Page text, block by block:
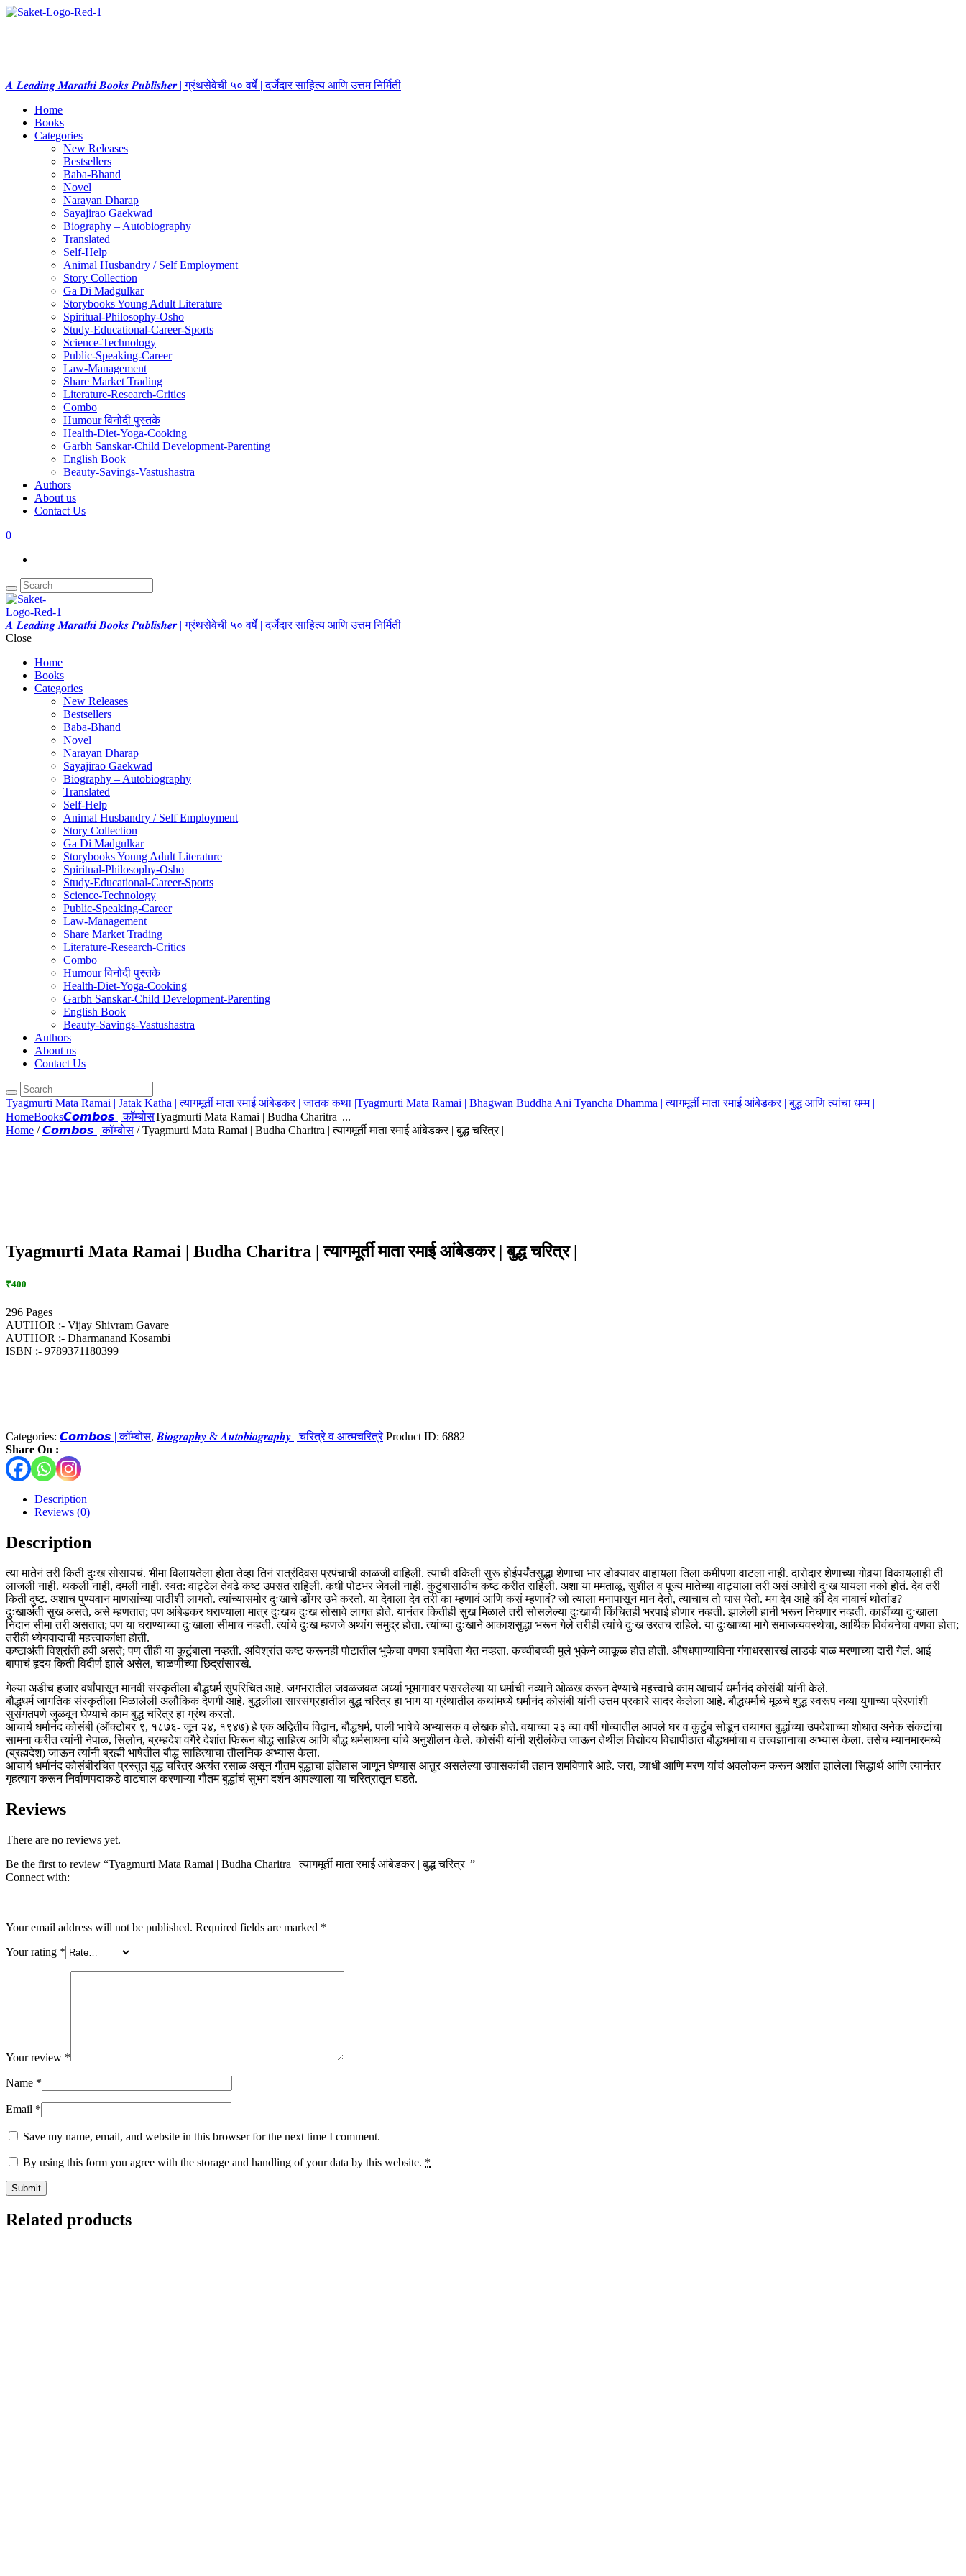
𝑨 𝑳𝒆𝒂𝒅𝒊𝒏𝒈 𝑴𝒂𝒓𝒂𝒕𝒉𝒊 𝑩𝒐𝒐𝒌𝒔 𝑷𝒖𝒃𝒍𝒊𝒔𝒉𝒆𝒓 | ग्रंथसेवेची ५० वर्षे | दर्जेदार साहित्य आणि उत्तम निर्मिती
Home
Books
Categories
New Releases
Bestsellers
Baba-Bhand
Novel
Narayan Dharap
Sayajirao Gaekwad
Biography – Autobiography
Translated
Self-Help
Animal Husbandry / Self Employment
Story Collection
Ga Di Madgulkar
Storybooks Young Adult Literature
Spiritual-Philosophy-Osho
Study-Educational-Career-Sports
Science-Technology
Public-Speaking-Career
Law-Management
Share Market Trading
Literature-Research-Critics
Combo
Humour विनोदी पुस्तके
Health-Diet-Yoga-Cooking
Garbh Sanskar-Child Development-Parenting
English Book
Beauty-Savings-Vastushastra
Authors
About us
Contact Us
0
𝑨 𝑳𝒆𝒂𝒅𝒊𝒏𝒈 𝑴𝒂𝒓𝒂𝒕𝒉𝒊 𝑩𝒐𝒐𝒌𝒔 𝑷𝒖𝒃𝒍𝒊𝒔𝒉𝒆𝒓 | ग्रंथसेवेची ५० वर्षे | दर्जेदार साहित्य आणि उत्तम निर्मिती
Close
Home
Books
Categories
New Releases
Bestsellers
Baba-Bhand
Novel
Narayan Dharap
Sayajirao Gaekwad
Biography – Autobiography
Translated
Self-Help
Animal Husbandry / Self Employment
Story Collection
Ga Di Madgulkar
Storybooks Young Adult Literature
Spiritual-Philosophy-Osho
Study-Educational-Career-Sports
Science-Technology
Public-Speaking-Career
Law-Management
Share Market Trading
Literature-Research-Critics
Combo
Humour विनोदी पुस्तके
Health-Diet-Yoga-Cooking
Garbh Sanskar-Child Development-Parenting
English Book
Beauty-Savings-Vastushastra
Authors
About us
Contact Us
Tyagmurti Mata Ramai | Jatak Katha | त्यागमूर्ती माता रमाई आंबेडकर | जातक कथा |Tyagmurti Mata Ramai | Bhagwan Buddha Ani Tyancha Dhamma | त्यागमूर्ती माता रमाई आंबेडकर | बुद्ध आणि त्यांचा धम्म |
HomeBooks𝘾𝙤𝙢𝙗𝙤𝙨 | कॉम्बोसTyagmurti Mata Ramai | Budha Charitra |...
Home /𝘾𝙤𝙢𝙗𝙤𝙨 | कॉम्बोस / Tyagmurti Mata Ramai | Budha Charitra | त्यागमूर्ती माता रमाई आंबेडकर | बुद्ध चरित्र |
Tyagmurti Mata Ramai | Budha Charitra | त्यागमूर्ती माता रमाई आंबेडकर | बुद्ध चरित्र |
₹400
296 Pages
AUTHOR :- Vijay Shivram Gavare
AUTHOR :- Dharmanand Kosambi
ISBN :- ‎9789371180399
Categories: 𝘾𝙤𝙢𝙗𝙤𝙨 | कॉम्बोस, 𝑩𝒊𝒐𝒈𝒓𝒂𝒑𝒉𝒚 & 𝑨𝒖𝒕𝒐𝒃𝒊𝒐𝒈𝒓𝒂𝒑𝒉𝒚 | चरित्रे व आत्मचरित्रे Product ID: 6882
Share On :
Description
Reviews (0)
Description
त्या मातेनं तरी किती दुःख सोसायचं. भीमा विलायतेला होता तेव्हा तिनं रात्रंदिवस प्रपंचाची काळजी वाहिली. त्याची वकिली सुरू होईपर्यंतसुद्धा शेणाचा भार डोक्यावर वाहायला तिला कमीपणा वाटला नाही. दारोदार शेणाच्या गोवर्‍या विकायलाही ती
लाजली नाही. थकली नाही, दमली नाही. स्वत: वाट्टेल तेवढे कष्ट उपसत राहिली. कधी पोटभर जेवली नाही. कुटुंबासाठीच कष्ट करीत राहिली. अशा या ममताळू, सुशील व पूज्य मातेच्या वाट्याला तरी असं अघोरी दुःख यायला नको होतं. देव तरी
किती दुष्ट. अशाच पुण्यवान माणसांच्या पाठीशी लागतो. त्यांच्यासमोर दुःखाचे डोंगर उभे करतो. या देवाला देव तरी का म्हणावं आणि कसं म्हणावं? जो त्याला मनापासून मान देतो, त्याचाच तो घास घेतो. मग देव आहे की देव नावाचं थोतांड?
दुःखाअंती सुख असते, असे म्हणतात; पण आंबेडकर घराण्याला मात्र दुःखच दुःख सोसावे लागत होते. यानंतर कितीही सुख मिळाले तरी सोसलेल्या दुःखाची किंचितही भरपाई होणार नव्हती. झालेली हानी भरून निघणार नव्हती. काहींच्या दुःखाला
निदान सीमा तरी असतात; पण या घराण्याच्या दुःखाला सीमाच नव्हती. त्यांचे दुःख म्हणजे अथांग समुद्र होता. त्यांच्या दुःखाने आकाशसुद्धा भरून गेले तरीही त्यांचे दुःख उरतच राहिले. या दुःखाच्या मागे समाजव्यवस्थेचा, आर्थिक विवंचनेचा वणवा होता;
तरीही ध्येयवादाची महत्त्वाकांक्षा होती.
कष्टाअंती विश्रांती हवी असते; पण तीही या कुटुंबाला नव्हती. अविश्रांत कष्ट करूनही पोटातील भुकेचा वणवा शमविता येत नव्हता. कच्चीबच्ची मुले भुकेने व्याकूळ होत होती. औषधपाण्याविना गंगाधरसारखं लाडकं बाळ मरणाच्या दारी गेलं. आई –
बापाचं हृदय किती विदीर्ण झाले असेल, चाळणीच्या छिद्रांसारखे.
गेल्या अडीच हजार वर्षांपासून मानवी संस्कृतीला बौद्धधर्म सुपरिचित आहे. जगभरातील जवळजवळ अर्ध्या भूभागावर पसरलेल्या या धर्माची नव्याने ओळख करून देण्याचे महत्त्वाचे काम आचार्य धर्मानंद कोसंबी यांनी केले.
बौद्धधर्म जागतिक संस्कृतीला मिळालेली अलौकिक देणगी आहे. बुद्धलीला सारसंग्रहातील बुद्ध चरित्र हा भाग या ग्रंथातील कथांमध्ये धर्मानंद कोसंबी यांनी उत्तम प्रकारे सादर केलेला आहे. बौद्धधर्माचे मूळचे शुद्ध स्वरूप नव्या युगाच्या प्रेरणांशी
सुसंगतपणे जुळवून घेण्याचे काम बुद्ध चरित्र हा ग्रंथ करतो.
आचार्य धर्मानंद कोसंबी (ऑक्टोबर ९, १८७६- जून २४, १९४७) हे एक अद्वितीय विद्वान, बौद्धधर्म, पाली भाषेचे अभ्यासक व लेखक होते. वयाच्या २३ व्या वर्षी गोव्यातील आपले घर व कुटुंब सोडून तथागत बुद्धांच्या उपदेशाच्या शोधात अनेक संकटांचा
सामना करीत त्यांनी नेपाळ, सिलोन, ब्रम्हदेश वगैरे देशांत फिरून बौद्ध साहित्य आणि बौद्ध धर्मसाधना यांचे अनुशीलन केले. कोसंबी यांनी श्रीलंकेत जाऊन तेथील विद्योदय विद्यापीठात बौद्धधर्माचा व तत्त्वज्ञानाचा अभ्यास केला. तसेच म्यानमारमध्ये
(ब्रह्मदेश) जाऊन त्यांनी ब्रह्मी भाषेतील बौद्ध साहित्याचा तौलनिक अभ्यास केला.
आचार्य धर्मानंद कोसंबीरचित प्रस्तुत बुद्ध चरित्र अत्यंत रसाळ असून गौतम बुद्धाचा इतिहास जाणून घेण्यास आतुर असलेल्या उपासकांची तहान शमविणारे आहे. जरा, व्याधी आणि मरण यांचं अवलोकन करून अशांत झालेला सिद्धार्थ आणि त्यानंतर
गृहत्याग करून निर्वाणपदाकडे वाटचाल करणाऱ्या गौतम बुद्धांचं सुभग दर्शन आपल्याला या चरित्रातून घडते.
Reviews
There are no reviews yet.
Be the first to review “Tyagmurti Mata Ramai | Budha Charitra | त्यागमूर्ती माता रमाई आंबेडकर | बुद्ध चरित्र |”
Connect with:
Your email address will not be published. Required fields are marked *
Your rating *
Your review *
Name *
Email *
Save my name, email, and website in this browser for the next time I comment.
By using this form you agree with the storage and handling of your data by this website. *
Related products